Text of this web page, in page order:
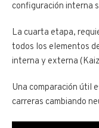
configuración interna
La cuarta etapa,
todos los elementos
interna y externa
Una comparación útil
carreras cambiando